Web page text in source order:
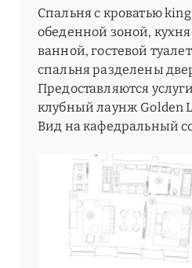
Спальня с кроватью
обеденной зоной,
ванной, гостевой
спальня разделены
Предоставляются
клубный лаунж Golden
Вид на кафедральный